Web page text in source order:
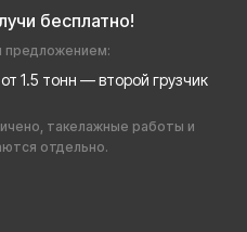
бесплатно!
предложением:
1.5 тонн — второй грузчик
такелажные работы и
отдельно.